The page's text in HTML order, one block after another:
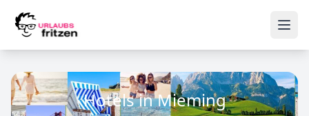
Hotels in Mieming